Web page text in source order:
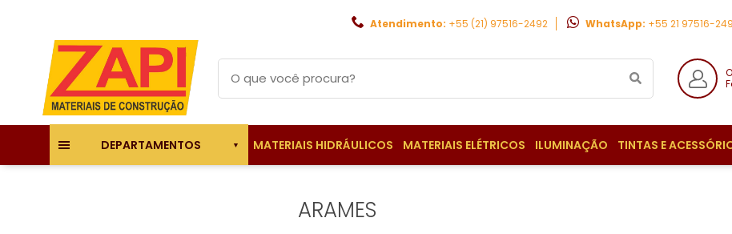
Atendimento: +55 (21) 97516-2492 WhatsApp: +55 21 97516-
DEPARTAMENTOS MATERIAIS HIDRÁULICOS MATERIAIS ELÉTRICOS ILUMINAÇÃO TINTAS E
ARAMES